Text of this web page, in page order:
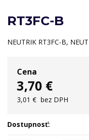
RT3FC-B
NEUTRIK RT3FC-B,
Cena
3,70 €
3,01 € bez DPH
Dostupnosť: